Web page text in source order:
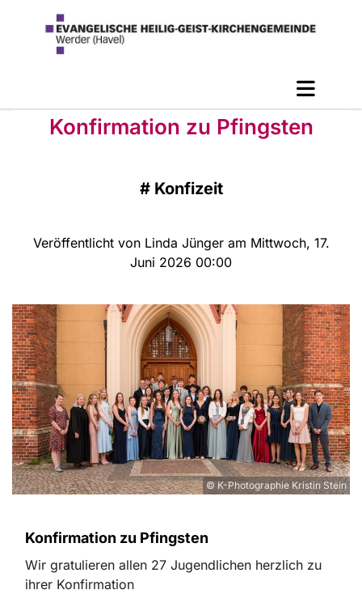
Konfirmation zu Pfingsten
# Konfizeit
Veröffentlicht von Linda Jünger am Mittwoch, 17.
Juni 2026 00:00
© K-Photographie Kristin Stein
Konfirmation zu Pfingsten
Wir gratulieren allen 27 Jugendlichen herzlich zu
ihrer Konfirmation